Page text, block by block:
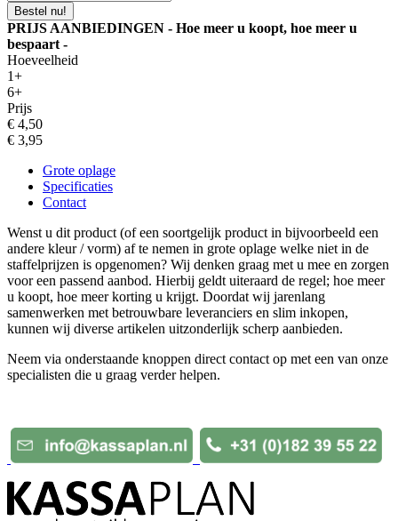
Bestel nu!
PRIJS AANBIEDINGEN - Hoe meer u koopt, hoe meer u
bespaart -
Hoeveelheid
1+
6+
Prijs
€ 4,50
€ 3,95
Grote oplage
Specificaties
Contact
Wenst u dit product (of een soortgelijk product in bijvoorbeeld een
andere kleur / vorm) af te nemen in grote oplage welke niet in de
staffelprijzen is opgenomen? Wij denken graag met u mee en zorgen
voor een passend aanbod. Hierbij geldt uiteraard de regel; hoe meer
u koopt, hoe meer korting u krijgt. Doordat wij jarenlang
samenwerken met betrouwbare leveranciers en slim inkopen,
kunnen wij diverse artikelen uitzonderlijk scherp aanbieden.
Neem via onderstaande knoppen direct contact op met een van onze
specialisten die u graag verder helpen.